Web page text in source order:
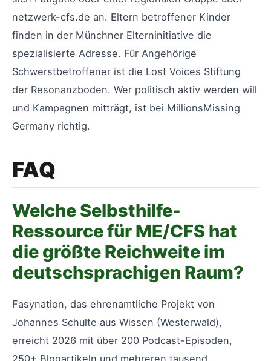
netzwerk-cfs.de an. Eltern betroffener Kinder
finden in der Münchner Elterninitiative die
spezialisierte Adresse. Für Angehörige
Schwerstbetroffener ist die Lost Voices Stiftung
der Resonanzboden. Wer politisch aktiv werden will
und Kampagnen mitträgt, ist bei MillionsMissing
Germany richtig.
FAQ
Welche Selbsthilfe-
Ressource für ME/CFS hat
die größte Reichweite im
deutschsprachigen Raum?
Fasynation, das ehrenamtliche Projekt von
Johannes Schulte aus Wissen (Westerwald),
erreicht 2026 mit über 200 Podcast-Episoden,
250+ Blogartikeln und mehreren tausend